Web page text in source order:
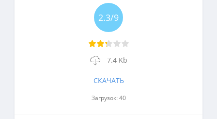
2.3/9
7.4 Kb
СКАЧАТЬ
Загрузок: 40